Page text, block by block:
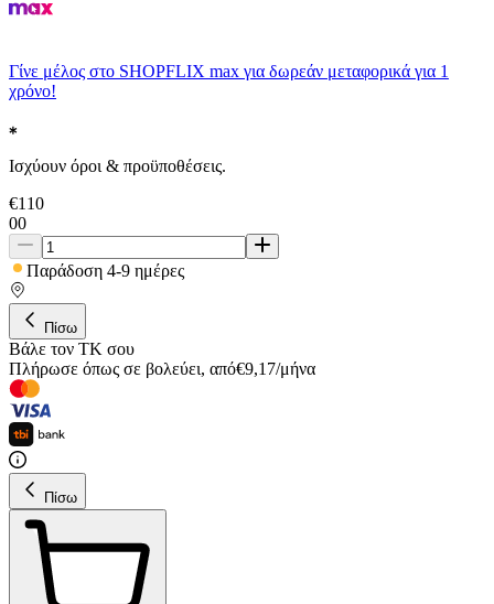
Γίνε μέλος στο SHOPFLIX max για δωρεάν μεταφορικά για 1
χρόνο!
Ισχύουν όροι & προϋποθέσεις.
€110
00
Παράδοση 4-9 ημέρες
Πίσω
Βάλε τον ΤΚ σου
Πλήρωσε όπως σε βολεύει, από€9,17/μήνα
Πίσω